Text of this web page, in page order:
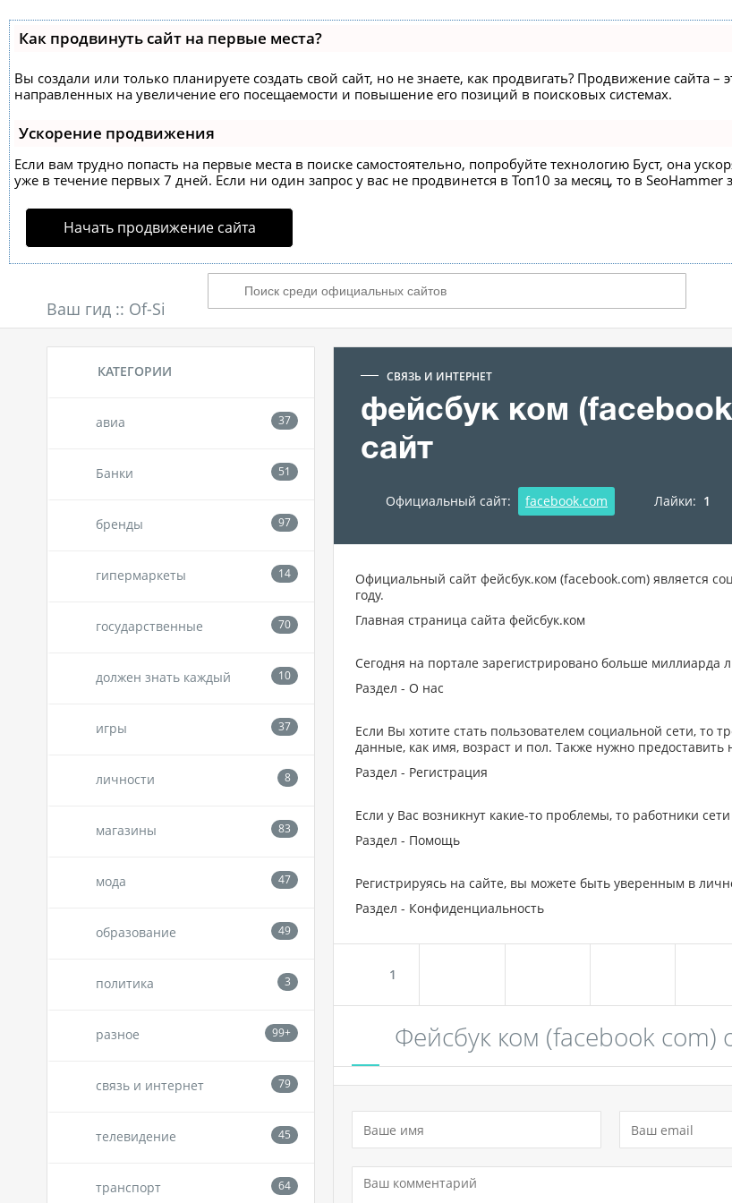
Как продвинуть сайт на первые места?
Вы создали или только планируете создать свой сайт, но не знаете, как продвигать? Продвижение сайта
направленных на увеличение его посещаемости и повышение его позиций в поисковых системах.
Ускорение продвижения
Если вам трудно попасть на первые места в поиске самостоятельно, попробуйте технологию Буст, она
уже в течение первых 7 дней. Если ни один запрос у вас не продвинется в Топ10 за месяц, то в SeoHammer
Начать продвижение сайта
Ваш гид :: Of-Si
КАТЕГОРИИ
авиа
Банки
бренды
гипермаркеты
государственные
должен знать каждый
игры
личности
магазины
мода
образование
политика
разное
связь и интернет
телевидение
транспорт
СВЯЗЬ И ИНТЕРНЕТ
фейсбук ком
сайт
Официальный сайт: facebook.com Лайки: 1
Официальный сайт фейсбук.ком (facebook.com) является
году.
Главная страница сайта фейсбук.ком
Сегодня на портале зарегистрировано больше миллиарда
Раздел - О нас
Если Вы хотите стать пользователем социальной сети, то
данные, как имя, возраст и пол. Также нужно
Раздел - Регистрация
Если у Вас возникнут какие-то проблемы, то работники
Раздел - Помощь
Регистрируясь на сайте, вы можете быть уверенным в
Раздел - Конфиденциальность
1
Фейсбук ком (facebook com)